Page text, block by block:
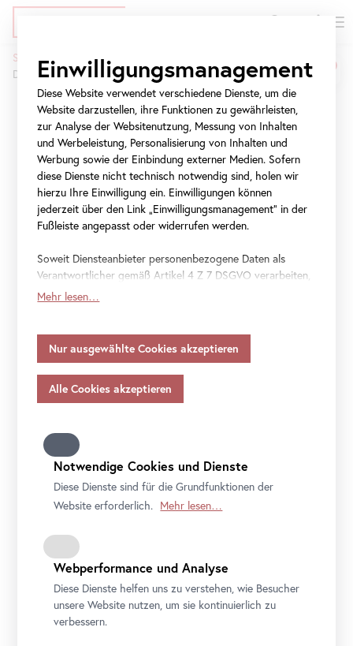
Direkt
zum
Zur
Meta-
Navigation
springen
Zur
Navigation
springenPfadnavigation
Startseite
Presse
Das Belvedere unterstützt die ERKLÄRUNG DER VIELEN
Das Belvedere
unterstützt die
ERKLÄRUNG DER VIELEN
Als Bündnis für eine offene Gesellschaft und ihre
Toleranz wurde die ERKLÄRUNG DER VIELEN ins Leben
gerufen. Seit 2018 haben sich in Deutschland über 2.300
Kunst- und Kulturinstitutionen der Kampagne für
14. Mai 2019 starten DIE VIELEN auch in Österreich mit
einer eigenen ERKLÄRUNG.
PM-Dievielen.pdf
Einwilligungsmanagement
Diese Website verwendet verschiedene Dienste, um die
Website darzustellen, ihre Funktionen zu gewährleisten,
zur Analyse der Websitenutzung, Messung von Inhalten
und Werbeleistung, Personalisierung von Inhalten und
Werbung sowie der Einbindung externer Medien. Sofern
diese Dienste nicht technisch notwendig sind, holen wir
hierzu Ihre Einwilligung ein. Einwilligungen können
jederzeit über den Link „Einwilligungsmanagement“ in der
Fußleiste angepasst oder widerrufen werden.
Soweit Diensteanbieter personenbezogene Daten als
Verantwortlicher gemäß Artikel 4 Z 7 DSGVO verarbeiten,
gilt Ihre Einwilligung auch für die Weitergabe an den
Daten in Staaten ohne Vorliegen eines
Angemessenheitsbeschlusses gem.Art
und ohne geeignete Garantien gem.
übermitteln, so gilt Ihre Einwilligung auch hierfür.
Funktionen unseres
stehen, wenn Sie nicht alle Zwecke zulassen. Weitere
Informationen zum Datenschutz, Ihren Rechten und
Kontaktdaten des Verantwortlichen und der
Datenschutzbeauftragten finden Sie in unserer
Mehr lesen…
Notwendige Cookies und Dienste
Diese Dienste sind für die Grundfunktionen der
Website erforderlich. Mehr lesen…
Webperformance und Analyse
Diese Dienste helfen uns zu verstehen, wie Besucher
unsere Website nutzen, um sie kontinuierlich zu
verbessern.